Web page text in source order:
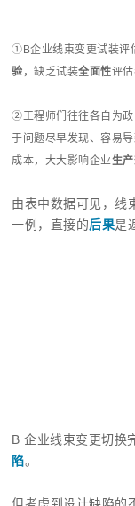
①B企业线束变更试装评
验 ，缺乏试装全面性评估
②工程师们往往各自为
于问题尽早发现、容易
成本，大大影响企业生
由表中数据可见，线
一例，直接的后果是
B 企业线束变更切换
陷。